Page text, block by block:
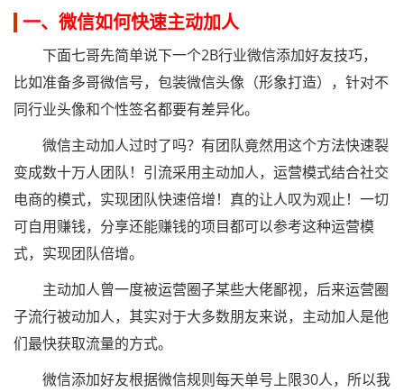
一、微信如何快速主动加人
下面七哥先简单说下一个2B行业微信添加好友技巧，
比如准备多哥微信号，包装微信头像（形象打造），针对不
同行业头像和个性签名都要有差异化。
微信主动加人过时了吗？有团队竟然用这个方法快速裂
变成数十万人团队！引流采用主动加人，运营模式结合社交
电商的模式，实现团队快速倍增！真的让人叹为观止！一切
可自用赚钱，分享还能赚钱的项目都可以参考这种运营模
式，实现团队倍增。
主动加人曾一度被运营圈子某些大佬鄙视，后来运营圈
子流行被动加人，其实对于大多数朋友来说，主动加人是他
们最快获取流量的方式。
微信添加好友根据微信规则每天单号上限30人，所以我